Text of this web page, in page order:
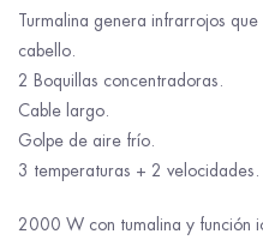
Turmalina genera infrarrojos
cabello.
2 Boquillas concentradoras.
Cable largo.
Golpe de aire frío.
3 temperaturas + 2 velocidades.
2000 W con tumalina y función